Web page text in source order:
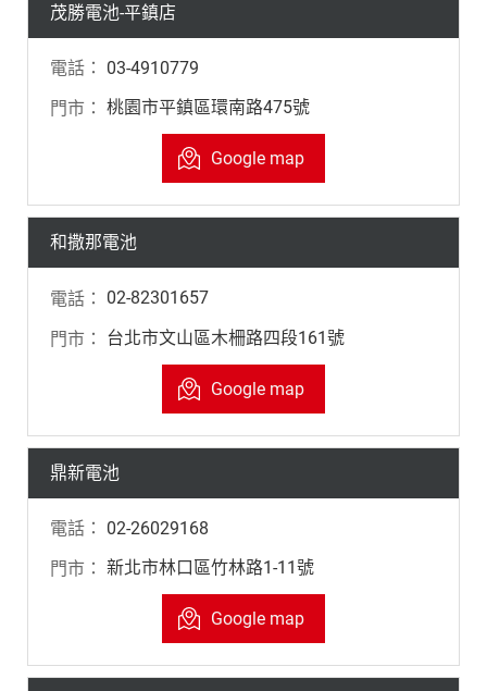
茂勝電池-平鎮店
03-4910779
桃園市平鎮區環南路475號
Google map
和撒那電池
02-82301657
台北市文山區木柵路四段161號
Google map
鼎新電池
02-26029168
新北市林口區竹林路1-11號
Google map